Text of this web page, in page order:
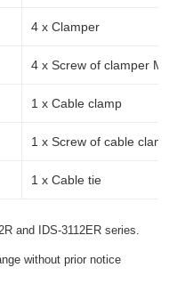
4 x Clamper
4 x Screw of clamper
1 x Cable clamp
1 x Screw of cable
1 x Cable tie
and IDS-3112ER series.
without prior notice